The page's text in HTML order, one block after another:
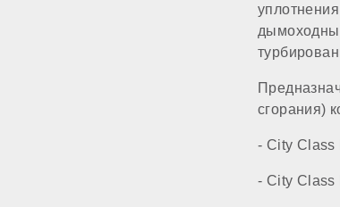
сгорания)
- City Class
- City Class